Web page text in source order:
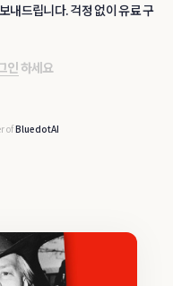
내드립니다. 걱정 없이 유료 구
인 하세요
ofBluedotAI